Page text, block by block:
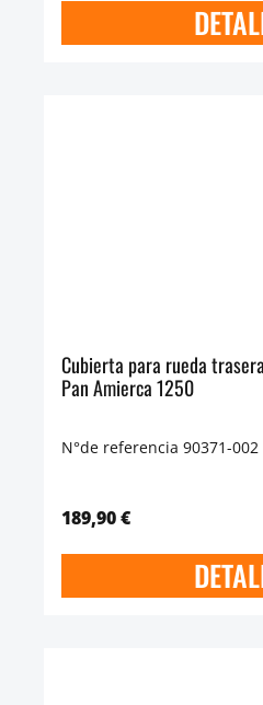
Cubierta para rueda
Pan Amierca 1250
N°de referencia 90371-002
189,90 €